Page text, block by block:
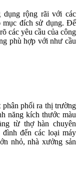
dụng rộng rãi với các
mục đích sử dụng. Để
các yêu cầu của công
phù hợp với như cầu
phối ra thị trường
năng kích thước màu
từ thợ hàn chuyên
đến các loại máy
nhỏ, nhà xưởng sản